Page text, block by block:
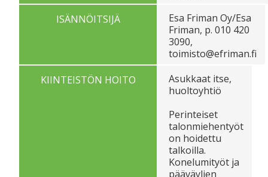
ISÄNNÖITSIJÄ
Esa Friman Oy/Esa
Friman, p. 010 420
3090,
toimisto@efriman.fi
KIINTEISTÖN HOITO
Asukkaat itse,
huoltoyhtiö
Perinteiset
talonmiehentyöt
on hoidettu
talkoilla.
Konelumityöt ja
pääväylien